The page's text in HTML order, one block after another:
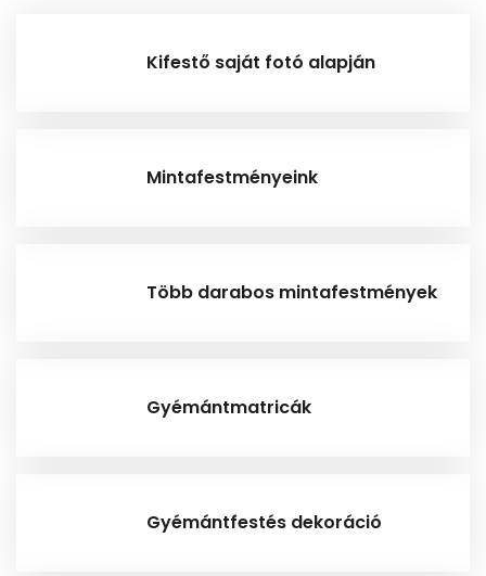
Kifestő saját fotó alapján
Mintafestményeink
Több darabos mintafestmények
Gyémántmatricák
Gyémántfestés dekoráció